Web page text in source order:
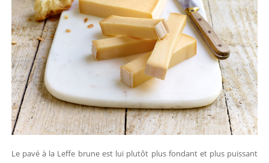
Le pavé à la Leffe brune est lui plutôt plus fondant et plus puissant